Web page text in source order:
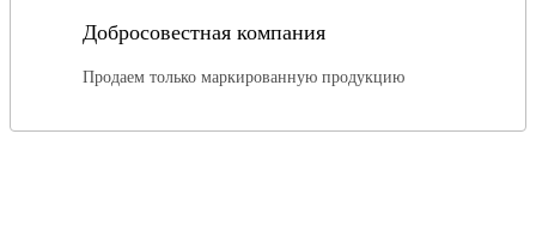
Добросовестная компания
Продаем только маркированную продукцию